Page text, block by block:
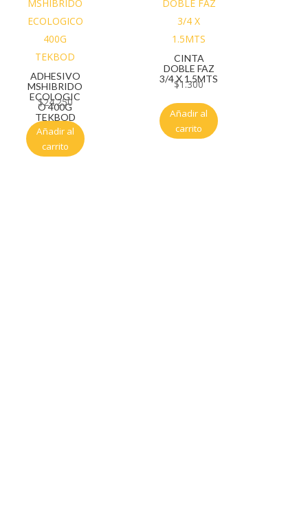
ADHESIVO
MSHIBRIDO
ECOLOGIC
O 400G
TEKBOD
$24.250
Añadir al
carrito
CINTA
DOBLE FAZ
3/4 X 1.5MTS
$1.300
Añadir al
carrito